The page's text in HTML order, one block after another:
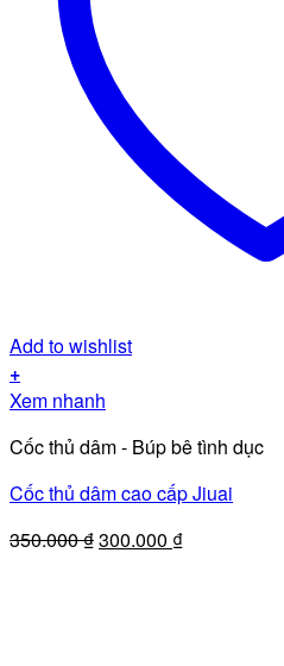
Add to wishlist
+
Xem nhanh
Cốc thủ dâm - Búp bê tình dục
Cốc thủ dâm cao cấp Jiuai
350.000₫Giá
300.000 ₫Giá